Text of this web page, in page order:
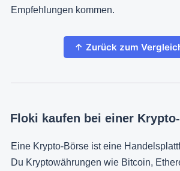
Empfehlungen kommen.
↑ Zurück zum
Floki kaufen bei einer
Eine Krypto-Börse ist eine
Du Kryptowährungen wie Bitcoin,